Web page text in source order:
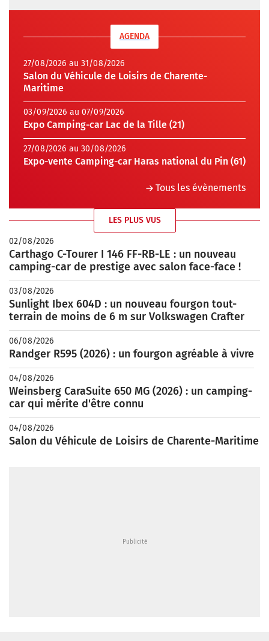
AGENDA
27/08/2026 au 31/08/2026
Salon du Véhicule de Loisirs de Charente-
Maritime
03/09/2026 au 07/09/2026
Expo Camping-car Lac de la Tille (21)
27/08/2026 au 30/08/2026
Expo-vente Camping-car Haras national du Pin (61)
Tous les évènements
LES PLUS VUS
02/08/2026
Carthago C-Tourer I 146 FF-RB-LE : un nouveau
camping-car de prestige avec salon face-face !
03/08/2026
Sunlight Ibex 604D : un nouveau fourgon tout-
terrain de moins de 6 m sur Volkswagen Crafter
06/08/2026
Randger R595 (2026) : un fourgon agréable à vivre
04/08/2026
Weinsberg CaraSuite 650 MG (2026) : un camping-
car qui mérite d'être connu
04/08/2026
Salon du Véhicule de Loisirs de Charente-Maritime